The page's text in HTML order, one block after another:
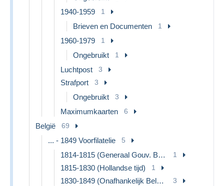
1940-1959 1
Brieven en Documenten 1
1960-1979 1
Ongebruikt 1
Luchtpost 3
Strafport 3
Ongebruikt 3
Maximumkaarten 6
België 69
... - 1849 Voorfilatelie 5
1814-1815 (Generaal Gouv. België) 1
1815-1830 (Hollandse tijd) 1
1830-1849 (Onafhankelijk België) 3